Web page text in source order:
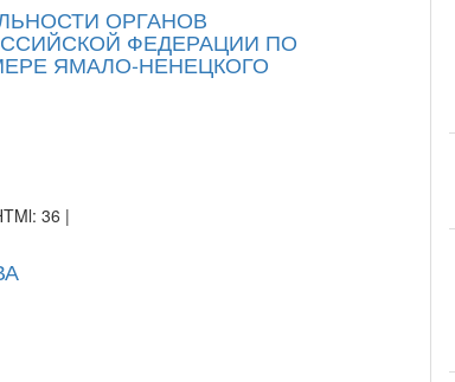
ОРГАНОВ
ФЕДЕРАЦИИ ПО
ЯМАЛО‐НЕНЕЦКОГО
36 |